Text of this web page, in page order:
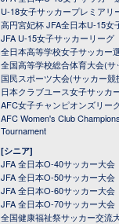
U-18女子サッカープレミアリ
高円宮妃杯 JFA全日本U-15女
JFA U-15女子サッカーリーグ
全日本高等学校女子サッカー
全国高等学校総合体育大会(サ
国民スポーツ大会(サッカー競
日本クラブユース女子サッカ
AFC女子チャンピオンズリー
AFC Women's Club
Tournament
[シニア]
JFA 全日本O-40サッカー大会
JFA 全日本O-50サッカー大会
JFA 全日本O-60サッカー大会
JFA 全日本O-70サッカー大会
全国健康福祉祭サッカー交流